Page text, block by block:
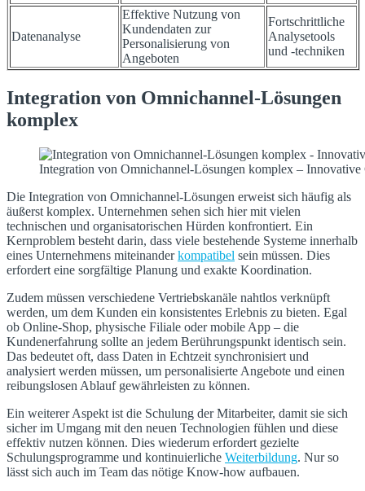
Datenanalyse
Effektive Nutzung von
Kundendaten zur
Personalisierung von
Angeboten
Fortschrittliche
Analysetools
und -techniken
Integration von Omnichannel-Lösungen
komplex
Integration von Omnichannel-Lösungen komplex –
Die Integration von Omnichannel-Lösungen erweist sich häufig als
äußerst komplex. Unternehmen sehen sich hier mit vielen
technischen und organisatorischen Hürden konfrontiert. Ein
Kernproblem besteht darin, dass viele bestehende Systeme innerhalb
eines Unternehmens miteinanderkompatibel sein müssen. Dies
erfordert eine sorgfältige Planung und exakte Koordination.
Zudem müssen verschiedene Vertriebskanäle nahtlos verknüpft
werden, um dem Kunden ein konsistentes Erlebnis zu bieten. Egal
ob Online-Shop, physische Filiale oder mobile App – die
Kundenerfahrung sollte an jedem Berührungspunkt identisch sein.
Das bedeutet oft, dass Daten in Echtzeit synchronisiert und
analysiert werden müssen, um personalisierte Angebote und einen
reibungslosen Ablauf gewährleisten zu können.
Ein weiterer Aspekt ist die Schulung der Mitarbeiter, damit sie sich
sicher im Umgang mit den neuen Technologien fühlen und diese
effektiv nutzen können. Dies wiederum erfordert gezielte
Schulungsprogramme und kontinuierliche Weiterbildung. Nur so
lässt sich auch im Team das nötige Know-how aufbauen.